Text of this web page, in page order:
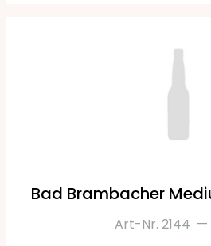
Bad Brambacher
Art-Nr. 2144 —